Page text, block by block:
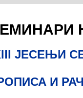
ЈЕСЕЊИ
И